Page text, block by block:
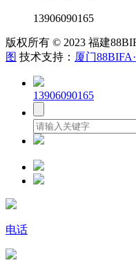
13906090165
版权所有 © 2023 福建
图 技术支持： 厦门
13906090165
电话